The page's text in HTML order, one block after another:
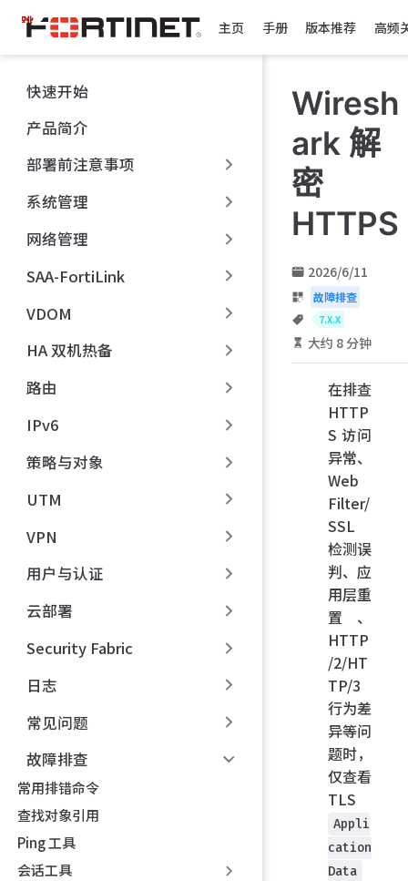
跳
至
主
內
容
主页 手册 版本推荐 高频
快速开始
产品简介
部署前注意事项
系统管理
网络管理
SAA-FortiLink
VDOM
HA 双机热备
路由
IPv6
策略与对象
UTM
VPN
用户与认证
云部署
Security Fabric
日志
常见问题
故障排查
常用排错命令
查找对象引用
Ping 工具
会话工具
Wiresh
ark 解
密
HTTPS
2026/6/11
故障排查
7.X.X
大约 8 分钟
在排查
HTTP
S 访问
异常、
Web
Filter/
SSL
检测误
判、应
用层重
置、
HTTP
/2/HT
TP/3
行为差
异等问
题时，
仅查看
TLS
Appli
cation
Data